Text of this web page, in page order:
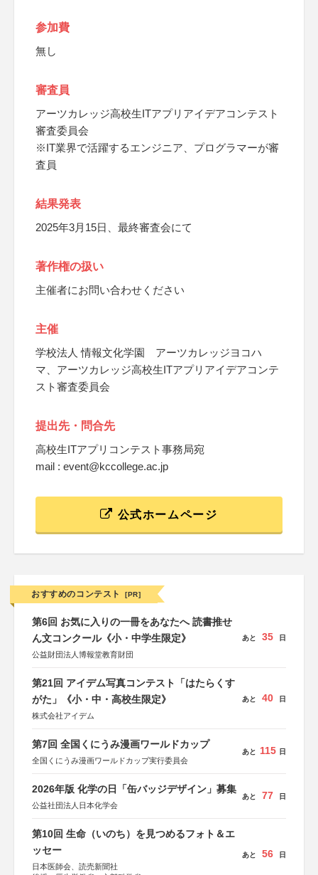
参加費
無し
審査員
アーツカレッジ高校生ITアプリアイデアコンテスト
審査委員会
※IT業界で活躍するエンジニア、プログラマーが審
査員
結果発表
2025年3月15日、最終審査会にて
著作権の扱い
主催者にお問い合わせください
主催
学校法人 情報文化学園 アーツカレッジヨコハ
マ、アーツカレッジ高校生ITアプリアイデアコンテ
スト審査委員会
提出先・問合先
高校生ITアプリコンテスト事務局宛
mail : event@kccollege.ac.jp
公式ホームページ
おすすめのコンテスト [PR]
第6回 お気に入りの一冊をあなたへ 読書推せ
ん文コンクール《小・中学生限定》
公益財団法人博報堂教育財団
あと 35 日
第21回 アイデム写真コンテスト「はたらくす
がた」《小・中・高校生限定》
株式会社アイデム
あと 40 日
第7回 全国くにうみ漫画ワールドカップ
全国くにうみ漫画ワールドカップ実行委員会
あと 115 日
2026年版 化学の日「缶バッジデザイン」募集
公益社団法人日本化学会
あと 77 日
第10回 生命（いのち）を見つめるフォト＆エ
ッセー
日本医師会、読売新聞社
あと 56 日